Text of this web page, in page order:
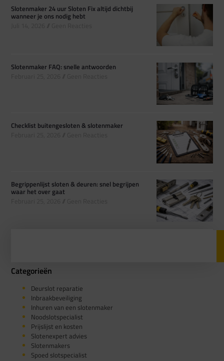
Slotenmaker 24 uur Sloten Fix altijd dichtbij
wanneer je ons nodig hebt
Slotenmaker FAQ: snelle antwoorden
Checklist buitengesloten & slotenmaker
Begrippenlijst sloten & deuren: snel begrijpen
waar het over gaat
Categorieën
Deurslot reparatie
Inbraakbeveiliging
Inhuren van een slotenmaker
Noodslotspecialist
Prijslijst en kosten
Slotenexpert advies
Slotenmakers
Spoed slotspecialist